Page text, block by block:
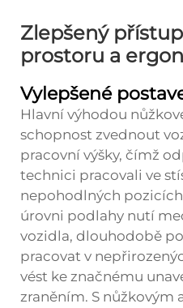
Zlepšený
prostoru a
Vylepšené
Hlavní výhodou
schopnost zvednout
pracovní výšky, čímž
technici pracovali ve
nepohodlných
úrovni podlahy nutí
vozidla, dlouhodobě
pracovat v
vést ke značnému
zraněním. S nůžkovým